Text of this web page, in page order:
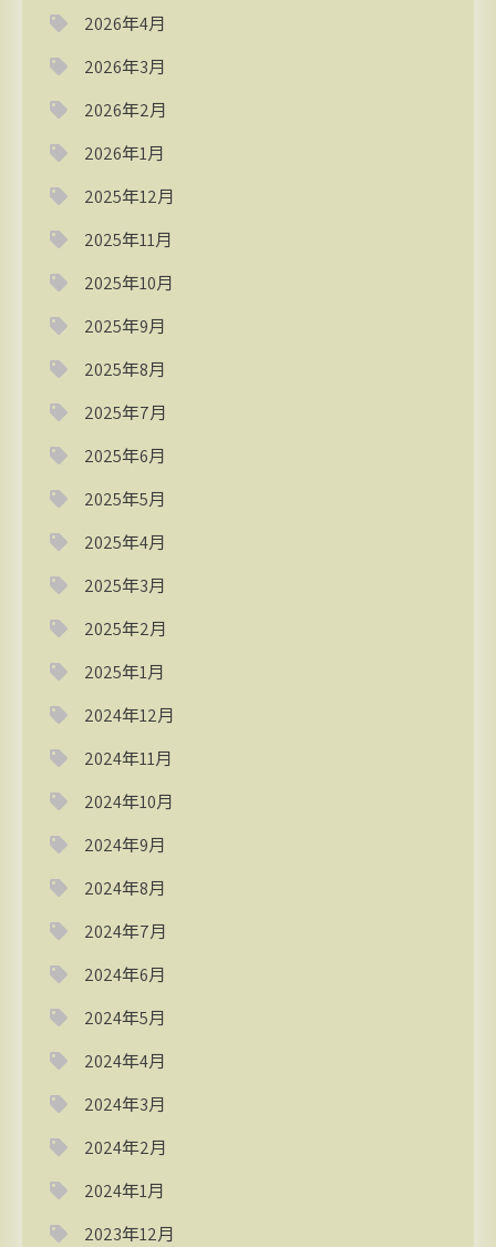
2026年4月
2026年3月
2026年2月
2026年1月
2025年12月
2025年11月
2025年10月
2025年9月
2025年8月
2025年7月
2025年6月
2025年5月
2025年4月
2025年3月
2025年2月
2025年1月
2024年12月
2024年11月
2024年10月
2024年9月
2024年8月
2024年7月
2024年6月
2024年5月
2024年4月
2024年3月
2024年2月
2024年1月
2023年12月